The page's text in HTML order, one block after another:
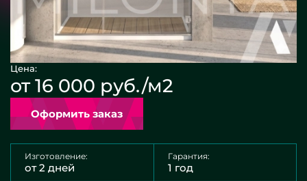
Цена:
от 16 000 руб./м2
Оформить заказ
Изготовление:
от 2 дней
Гарантия:
1 год